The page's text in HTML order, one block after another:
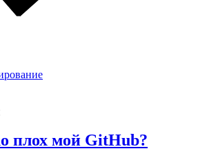
плох мой GitHub?